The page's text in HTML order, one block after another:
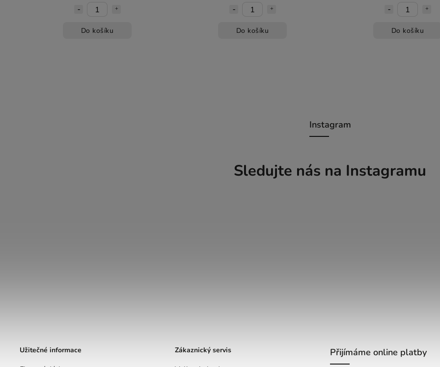
Do košíku Do košíku Do košíku
Instagram
Sledujte nás na Instagramu
Užitečné informace Zákaznický servis Přijímáme online platby